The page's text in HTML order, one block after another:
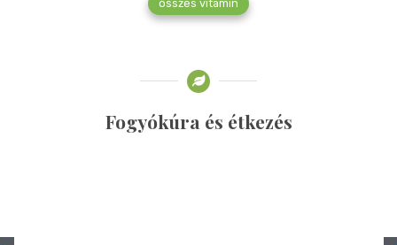
összes vitamin
Fogyókúra és étkezés